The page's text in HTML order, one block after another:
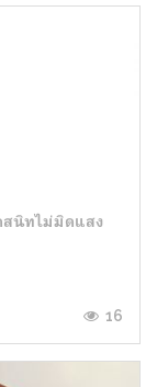
ดสนิทไม่มิดแสง
16